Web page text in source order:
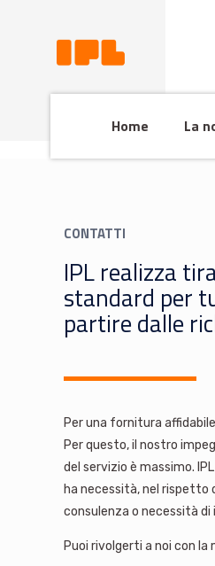
Home La
CONTATTI
IPL realizza
standard per
partire dalle
Per una fornitura
Per questo, il nostro
del servizio è massimo.
ha necessità, nel rispetto
consulenza o necessità
Puoi rivolgerti a noi con